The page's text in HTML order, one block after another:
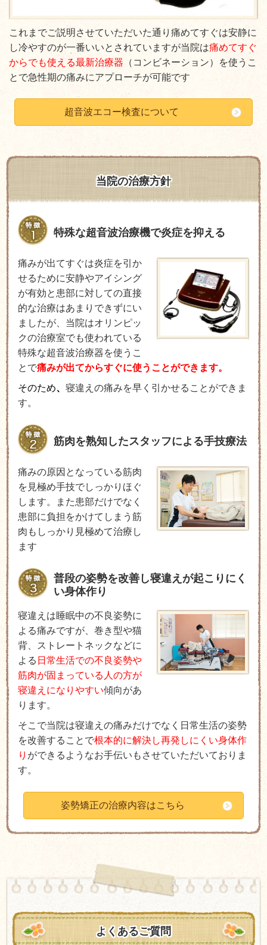
これまでご説明させていただいた通り痛めてすぐは安静に
し冷やすのが一番いいとされていますが当院は痛めてすぐ
からでも使える最新治療器 （コンビネーション）を使うこ
とで急性期の痛みにアプローチが可能です
超音波エコー検査について
当院の治療方針
特殊な超音波治療機で炎症を抑える
痛みが出てすぐは炎症を引か
せるために安静やアイシング
が有効と患部に対しての直接
的な治療はあまりできずにい
ましたが、当院はオリンピッ
クの治療室でも使われている
特殊な超音波治療器を使うこ
とで痛みが出てからすぐに使うことができます。
そのため、 寝違えの痛みを早く引かせることができま
す。
筋肉を熟知したスタッフによる手技療法
痛みの原因となっている筋肉
を見極め手技でしっかりほぐ
します。また患部だけでなく
患部に負担をかけてしまう筋
肉もしっかり見極めて治療し
ます
普段の姿勢を改善し寝違えが起こりにく
い身体作り
寝違えは睡眠中の不良姿勢に
よる痛みですが、巻き型や猫
背、ストレートネックなどに
よる 日常生活での不良姿勢や
筋肉が固まっている人の方が
寝違えになりやすい傾向があ
ります。
そこで当院は寝違えの痛みだけでなく日常生活の姿勢
を改善することで根本的に解決し再発しにくい身体作
り ができるようなお手伝いもさせていただいておりま
す。
姿勢矯正の治療内容はこちら
よくあるご質問